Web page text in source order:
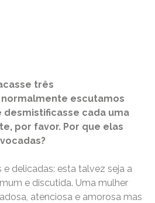
três
escutamos
desmistificasse cada uma
por favor. Por que elas
e delicadas: esta talvez seja a
e discutida. Uma mulher
atenciosa e amorosa mas